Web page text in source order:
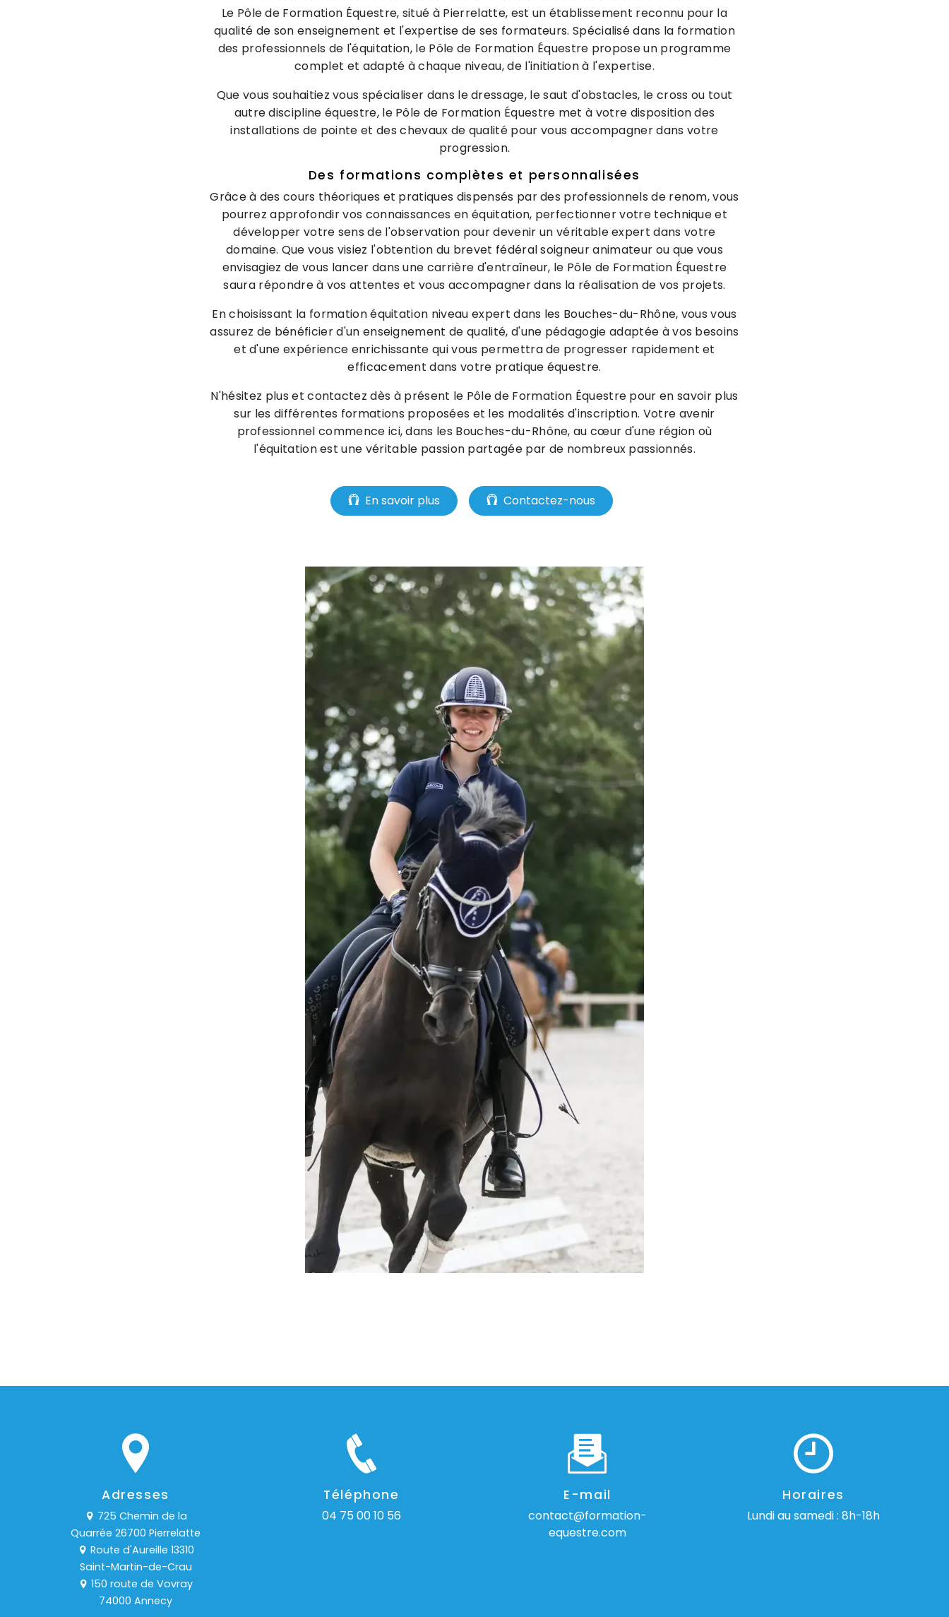
Le Pôle de Formation Équestre, situé à Pierrelatte, est un établissement reconnu pour la
qualité de son enseignement et l'expertise de ses formateurs. Spécialisé dans la formation
des professionnels de l'équitation, le Pôle de Formation Équestre propose un programme
complet et adapté à chaque niveau, de l'initiation à l'expertise.
Que vous souhaitiez vous spécialiser dans le dressage, le saut d'obstacles, le cross ou tout
autre discipline équestre, le Pôle de Formation Équestre met à votre disposition des
installations de pointe et des chevaux de qualité pour vous accompagner dans votre
progression.
Des formations complètes et personnalisées
Grâce à des cours théoriques et pratiques dispensés par des professionnels de renom, vous
pourrez approfondir vos connaissances en équitation, perfectionner votre technique et
développer votre sens de l'observation pour devenir un véritable expert dans votre
domaine. Que vous visiez l'obtention du brevet fédéral soigneur animateur ou que vous
envisagiez de vous lancer dans une carrière d'entraîneur, le Pôle de Formation Équestre
saura répondre à vos attentes et vous accompagner dans la réalisation de vos projets.
En choisissant la formation équitation niveau expert dans les Bouches-du-Rhône, vous vous
assurez de bénéficier d'un enseignement de qualité, d'une pédagogie adaptée à vos besoins
et d'une expérience enrichissante qui vous permettra de progresser rapidement et
efficacement dans votre pratique équestre.
N'hésitez plus et contactez dès à présent le Pôle de Formation Équestre pour en savoir plus
sur les différentes formations proposées et les modalités d'inscription. Votre avenir
professionnel commence ici, dans les Bouches-du-Rhône, au cœur d'une région où
l'équitation est une véritable passion partagée par de nombreux passionnés.
En savoir plus Contactez-nous
Adresses
725 Chemin de la
Quarrée 26700 Pierrelatte
Route d'Aureille 13310
Saint-Martin-de-Crau
150 route de Vovray
74000 Annecy
Téléphone
04 75 00 10 56
E-mail
contact@formation-
equestre.com
Horaires
Lundi au samedi : 8h-18h